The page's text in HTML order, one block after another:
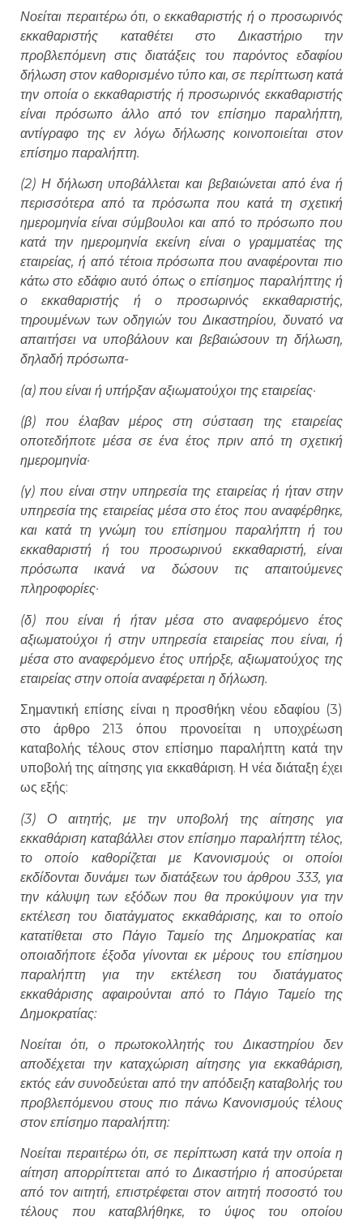
Νοείται περαιτέρω ότι, ο εκκαθαριστής ή ο προσωρινός
εκκαθαριστής καταθέτει στο Δικαστήριο την
προβλεπόμενη στις διατάξεις του παρόντος εδαφίου
δήλωση στον καθορισμένο τύπο και, σε περίπτωση κατά
την οποία ο εκκαθαριστής ή προσωρινός εκκαθαριστής
είναι πρόσωπο άλλο από τον επίσημο παραλήπτη,
αντίγραφο της εν λόγω δήλωσης κοινοποιείται στον
επίσημο παραλήπτη.
(2) Η δήλωση υποβάλλεται και βεβαιώνεται από ένα ή
περισσότερα από τα πρόσωπα που κατά τη σχετική
ημερομηνία είναι σύμβουλοι και από το πρόσωπο που
κατά την ημερομηνία εκείνη είναι ο γραμματέας της
εταιρείας, ή από τέτοια πρόσωπα που αναφέρονται πιο
κάτω στο εδάφιο αυτό όπως ο επίσημος παραλήπτης ή
ο εκκαθαριστής ή ο προσωρινός εκκαθαριστής,
τηρουμένων των οδηγιών του Δικαστηρίου, δυνατό να
απαιτήσει να υποβάλουν και βεβαιώσουν τη δήλωση,
δηλαδή πρόσωπα-
(α) που είναι ή υπήρξαν αξιωματούχοι της εταιρείας·
(β) που έλαβαν μέρος στη σύσταση της εταιρείας
οποτεδήποτε μέσα σε ένα έτος πριν από τη σχετική
ημερομηνία·
(γ) που είναι στην υπηρεσία της εταιρείας ή ήταν στην
υπηρεσία της εταιρείας μέσα στο έτος που αναφέρθηκε,
και κατά τη γνώμη του επίσημου παραλήπτη ή του
εκκαθαριστή ή του προσωρινού εκκαθαριστή, είναι
πρόσωπα ικανά να δώσουν τις απαιτούμενες
πληροφορίες·
(δ) που είναι ή ήταν μέσα στο αναφερόμενο έτος
αξιωματούχοι ή στην υπηρεσία εταιρείας που είναι, ή
μέσα στο αναφερόμενο έτος υπήρξε, αξιωματούχος της
εταιρείας στην οποία αναφέρεται η δήλωση.
Σημαντική επίσης είναι η προσθήκη νέου εδαφίου (3)
στο άρθρο 213 όπου προνοείται η υποχρέωση
καταβολής τέλους στον επίσημο παραλήπτη κατά την
υποβολή της αίτησης για εκκαθάριση. Η νέα διάταξη έχει
ως εξής:
(3) Ο αιτητής, με την υποβολή της αίτησης για
εκκαθάριση καταβάλλει στον επίσημο παραλήπτη τέλος,
το οποίο καθορίζεται με Κανονισμούς οι οποίοι
εκδίδονται δυνάμει των διατάξεων του άρθρου 333, για
την κάλυψη των εξόδων που θα προκύψουν για την
εκτέλεση του διατάγματος εκκαθάρισης, και το οποίο
κατατίθεται στο Πάγιο Ταμείο της Δημοκρατίας και
οποιαδήποτε έξοδα γίνονται εκ μέρους του επίσημου
παραλήπτη για την εκτέλεση του διατάγματος
εκκαθάρισης αφαιρούνται από το Πάγιο Ταμείο της
Δημοκρατίας:
Νοείται ότι, ο πρωτοκολλητής του Δικαστηρίου δεν
αποδέχεται την καταχώριση αίτησης για εκκαθάριση,
εκτός εάν συνοδεύεται από την απόδειξη καταβολής του
προβλεπόμενου στους πιο πάνω Κανονισμούς τέλους
στον επίσημο παραλήπτη:
Νοείται περαιτέρω ότι, σε περίπτωση κατά την οποία η
αίτηση απορρίπτεται από το Δικαστήριο ή αποσύρεται
από τον αιτητή, επιστρέφεται στον αιτητή ποσοστό του
τέλους που καταβλήθηκε, το ύψος του οποίου